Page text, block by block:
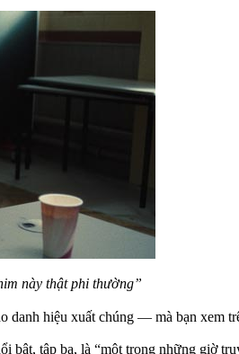
này thật phi thường”
hiệu xuất chúng — mà bạn xem
bật, tập ba, là “một trong những giờ